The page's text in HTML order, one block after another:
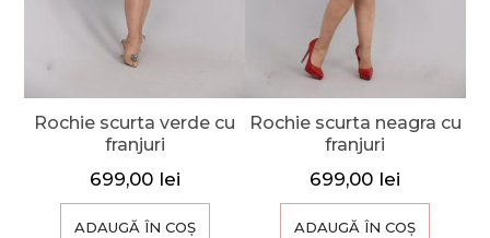
Rochie scurta verde cu
franjuri
699,00 lei
ADAUGĂ ÎN COȘ
Rochie scurta neagra cu
franjuri
699,00 lei
ADAUGĂ ÎN COȘ